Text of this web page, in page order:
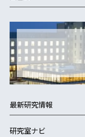
最新研究情報
研究室ナビ